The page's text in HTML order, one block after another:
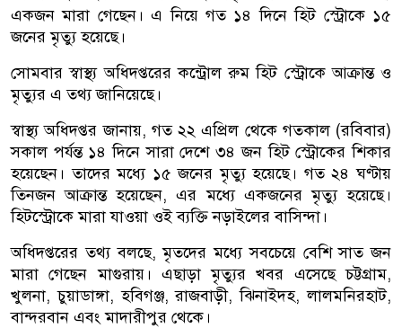
একজন মারা গেছেন। এ নিয়ে গত ১৪ দিনে হিট স্ট্রোকে ১৫
জনের মৃত্যু হয়েছে।
সোমবার স্বাস্থ্য অধিদপ্তরের কন্ট্রোল রুম হিট স্ট্রোকে আক্রান্ত ও
মৃত্যুর এ তথ্য জানিয়েছে।
স্বাস্থ্য অধিদপ্তর জানায়, গত ২২ এপ্রিল থেকে গতকাল (রবিবার)
সকাল পর্যন্ত ১৪ দিনে সারা দেশে ৩৪ জন হিট স্ট্রোকের শিকার
হয়েছেন। তাদের মধ্যে ১৫ জনের মৃত্যু হয়েছে। গত ২৪ ঘণ্টায়
তিনজন আক্রান্ত হয়েছেন, এর মধ্যে একজনের মৃত্যু হয়েছে।
হিটস্ট্রোকে মারা যাওয়া ওই ব্যক্তি নড়াইলের বাসিন্দা।
অধিদপ্তরের তথ্য বলছে, মৃতদের মধ্যে সবচেয়ে বেশি সাত জন
মারা গেছেন মাগুরায়। এছাড়া মৃত্যুর খবর এসেছে চট্টগ্রাম,
খুলনা, চুয়াডাঙ্গা, হবিগঞ্জ, রাজবাড়ী, ঝিনাইদহ, লালমনিরহাট,
বান্দরবান এবং মাদারীপুর থেকে।